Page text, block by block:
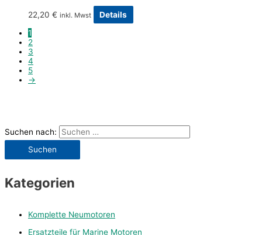
Suchen nach:
Kategorien
Komplette Neumotoren
Ersatzteile für Marine Motoren
22,20 € inkl. Mwst
Details
1
2
3
4
5
→